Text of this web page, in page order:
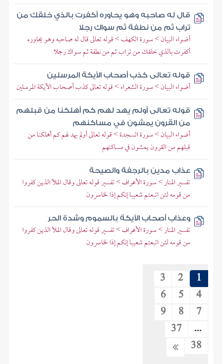
قال له صاحبه وهو يحاوره أكفرت بالذي خلقك من
تراب ثم من نطفة ثم سواك رجلا
أضواء البيان > سورة الكهف > قوله تعالى قال له صاحبه وهو يحاوره
أكفرت بالذي خلقك من تراب ثم من نطفة ثم سواك رجلا
قوله تعالى كذب أصحاب الأيكة المرسلين
أضواء البيان > سورة الشعراء > قوله تعالى كذب أصحاب الأيكة المرسلين
قوله تعالى أولم يهد لهم كم أهلكنا من قبلهم
من القرون يمشون في مساكنهم
أضواء البيان > سورة السجدة > قوله تعالى أولم يهد لهم كم أهلكنا من
قبلهم من القرون يمشون في مساكنهم
عذاب مدين بالرجفة والصيحة
تفسير المنار > سورة الأعراف > تفسير قوله تعالى وقال الملأ الذين كفروا
من قومه لئن اتبعتم شعيبا إنكم إذا لخاسرون
وعذاب أصحاب الأيكة بالسموم وشدة الحر
تفسير المنار > سورة الأعراف > تفسير قوله تعالى وقال الملأ الذين كفروا
من قومه لئن اتبعتم شعيبا إنكم إذا لخاسرون
1
2
3
4
5
6
7
8
9
...
37
38